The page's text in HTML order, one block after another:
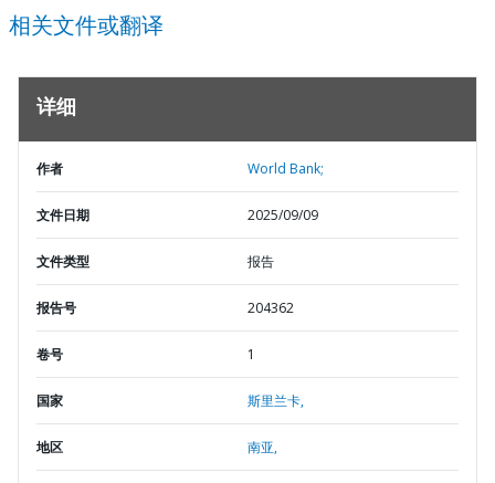
相关文件或翻译
详细
作者 World Bank;
文件日期 2025/09/09
文件类型 报告
报告号 204362
卷号 1
国家 斯里兰卡,
地区 南亚,